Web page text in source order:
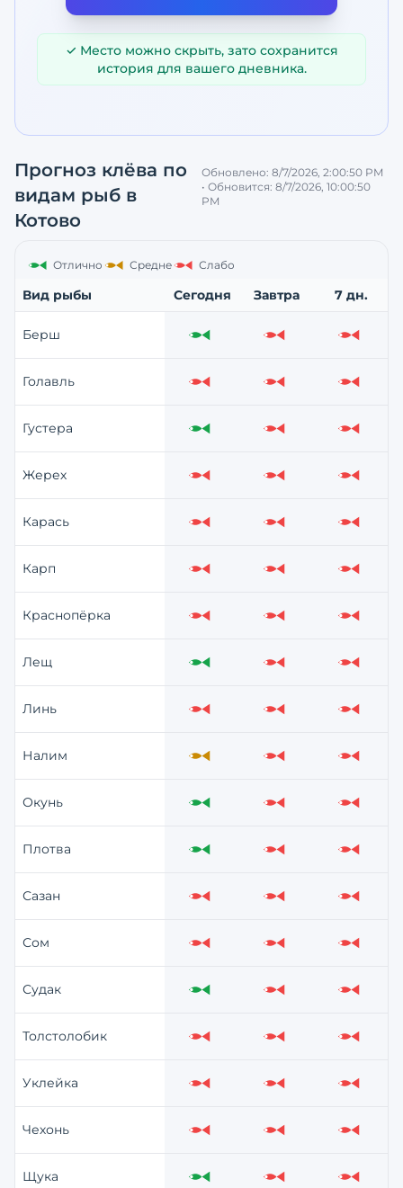
✓ Место можно скрыть, зато сохранится
история для вашего дневника.
Прогноз клёва по
видам рыб в
Котово
Обновлено: 8/7/2026, 2:00:50 PM
• Обновится: 8/7/2026, 10:00:50
PM
Отлично Средне Слабо
Вид рыбы Сегодня Завтра 7 дн.
Берш Отлично Слабо Слабо
Голавль Слабо Слабо Слабо
Густера Отлично Слабо Слабо
Жерех Слабо Слабо Слабо
Карась Слабо Слабо Слабо
Карп Слабо Слабо Слабо
Краснопёрка Слабо Слабо Слабо
Лещ Отлично Слабо Слабо
Линь Слабо Слабо Слабо
Налим Средне Слабо Слабо
Окунь Отлично Слабо Слабо
Плотва Отлично Слабо Слабо
Сазан Слабо Слабо Слабо
Сом Слабо Слабо Слабо
Судак Отлично Слабо Слабо
Толстолобик Слабо Слабо Слабо
Уклейка Слабо Слабо Слабо
Чехонь Слабо Слабо Слабо
Щука Отлично Слабо Слабо